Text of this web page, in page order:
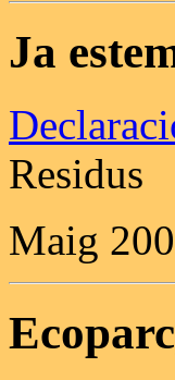
Ja
Residus
Maig